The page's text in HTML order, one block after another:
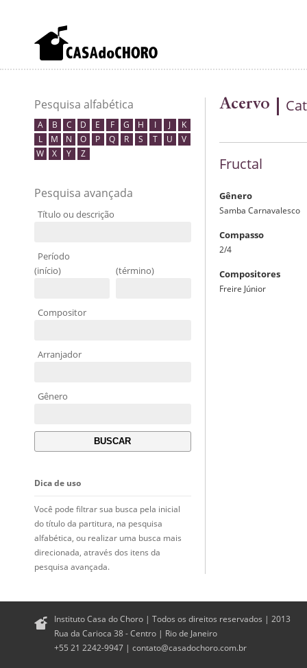
Pesquisa alfabética
A B C D E F G H I J
K
L
M N O P Q R S T U
V
W
X Y Z
Pesquisa avançada
Título ou descrição
Período
(início)
(término)
Compositor
Arranjador
Gênero
Dica de uso
Você pode filtrar sua busca pela inicial
do título da partitura, na pesquisa
alfabética, ou realizar uma busca mais
direcionada, através dos itens da
pesquisa avançada.
Acervo
Fructal
Gênero
Samba Carnavalesco
Compasso
2/4
Compositores
Freire Júnior
Instituto Casa do Choro | Todos os direitos reservados | 2013
Rua da Carioca 38 - Centro | Rio de Janeiro
+55 21 2242-9947 | contato@casadochoro.com.br